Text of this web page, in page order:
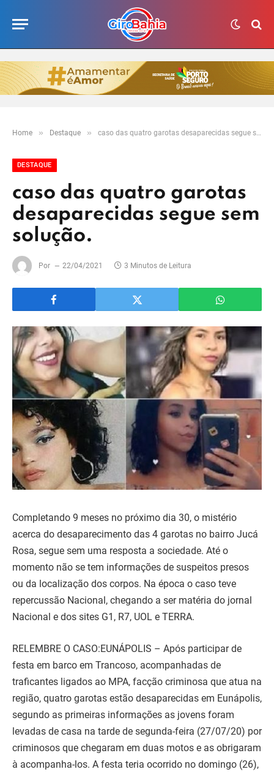
Home » Destaque » caso das quatro garotas desaparecidas segue sem solução.
DESTAQUE
caso das quatro garotas
desaparecidas segue sem
solução.
Por 22/04/2021 3 Minutos de Leitura
Completando 9 meses no próximo dia 30, o mistério
acerca do desaparecimento das 4 garotas no bairro Jucá
Rosa, segue sem uma resposta a sociedade. Até o
momento não se tem informações de suspeitos presos
ou da localização dos corpos. Na época o caso teve
repercussão Nacional, chegando a ser matéria do jornal
Nacional e dos sites G1, R7, UOL e TERRA.
RELEMBRE O CASO:EUNÁPOLIS – Após participar de
festa em barco em Trancoso, acompanhadas de
traficantes ligados ao MPA, facção criminosa que atua na
região, quatro garotas estão desaparecidas em Eunápolis,
segundo as primeiras informações as jovens foram
levadas de casa na tarde de segunda-feira (27/07/20) por
criminosos que chegaram em duas motos e as obrigaram
à acompanha-los. A festa teria ocorrido no domingo (26),